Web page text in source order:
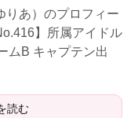
りあ）のプロフィー
】所属アイドル
ムB キャプテン出
読む